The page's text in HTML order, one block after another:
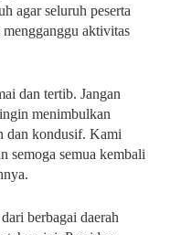
agar seluruh peserta
aktivitas
dan tertib. Jangan
menimbulkan
dan kondusif. Kami
semoga semua kembali
berbagai daerah